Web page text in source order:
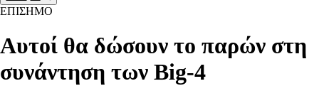
ΕΠΙΣΗΜΟ
Αυτοί θα δώσουν το παρών στη
συνάντηση των Big-4